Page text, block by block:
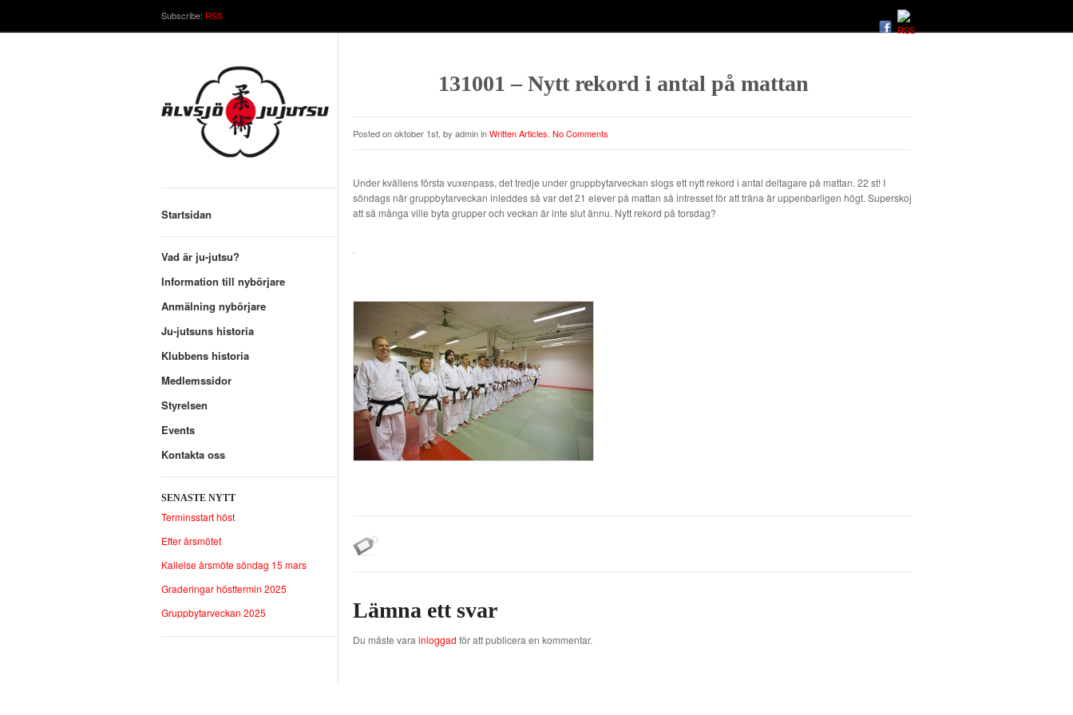
Subscribe: RSS
Startsidan
Vad är ju-jutsu?
Information till nybörjare
Anmälning nybörjare
Ju-jutsuns historia
Klubbens historia
Medlemssidor
Styrelsen
Events
Kontakta oss
SENASTE NYTT
Terminsstart höst
Efter årsmötet
Kallelse årsmöte söndag 15 mars
Graderingar hösttermin 2025
Gruppbytarveckan 2025
131001 – Nytt rekord i antal på mattan
Posted on oktober 1st, by admin inWritten Articles No Comments
Under kvällens första vuxenpass, det tredje under gruppbytarveckan slogs ett nytt rekord i antal deltagare på mattan. 22 st! I
söndags när gruppbytarveckan inleddes så var det 21 elever på mattan så intresset för att träna är uppenbarligen högt. Superskoj
att så många ville byta grupper och veckan är inte slut ännu. Nytt rekord på torsdag?
Lämna ett svar
Du måste vara inloggad för att publicera en kommentar.